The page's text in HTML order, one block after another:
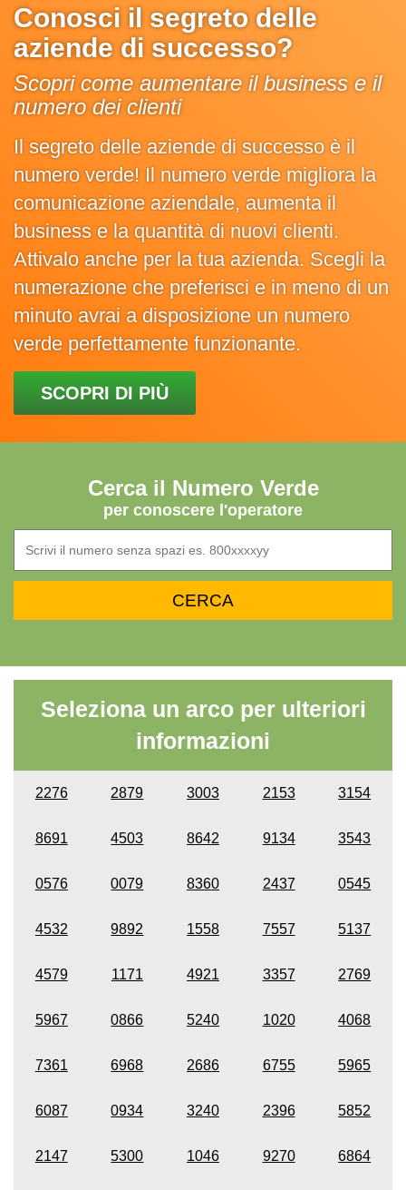
Conosci il segreto delle
aziende di successo?
Scopri come aumentare il business e il
numero dei clienti
Il segreto delle aziende di successo è il
numero verde! Il numero verde migliora la
comunicazione aziendale, aumenta il
business e la quantità di nuovi clienti.
Attivalo anche per la tua azienda. Scegli la
numerazione che preferisci e in meno di un
minuto avrai a disposizione un numero
verde perfettamente funzionante.
SCOPRI DI PIÙ
Cerca il Numero Verde
per conoscere l'operatore
Seleziona un arco per ulteriori
informazioni
2276 2879 3003 2153 3154
8691 4503 8642 9134 3543
0576 0079 8360 2437 0545
4532 9892 1558 7557 5137
4579 1171 4921 3357 2769
5967 0866 5240 1020 4068
7361 6968 2686 6755 5965
6087 0934 3240 2396 5852
2147 5300 1046 9270 6864